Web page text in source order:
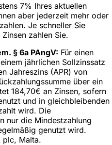
7% Ihres aktuellen
aber jederzeit mehr oder
Je schneller Sie
zahlen Sie.
§ 6a PAngV: Für einen
jährlichen Sollzinssatz
Jahreszins (APR) von
über ein
184,70€ an Zinsen, sofern
und in gleichbleibenden
wird. Die
nur die Mindestzahlung
genutzt wird.
plc, Malta.